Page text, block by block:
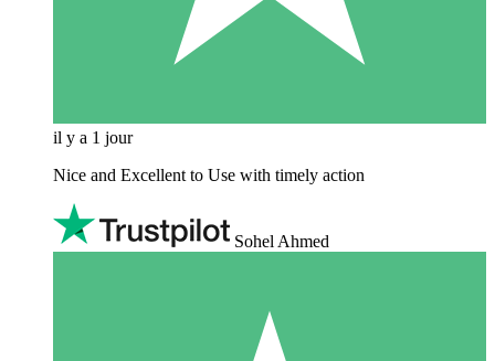
il y a 1 jour
Nice and Excellent to Use with timely action
Sohel Ahmed